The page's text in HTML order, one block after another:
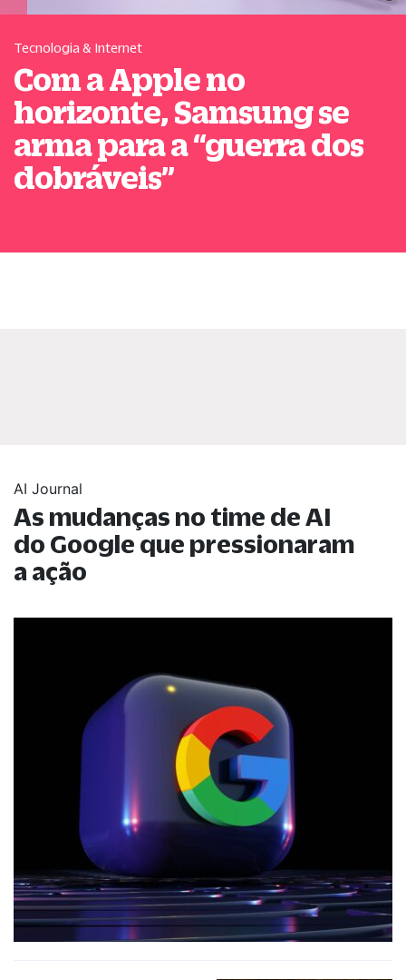
Tecnologia & Internet
Com a Apple no
horizonte, Samsung se
arma para a“guerra dos
dobráveis”
AI Journal
As mudanças no time de AI
do Google que pressionaram
a ação